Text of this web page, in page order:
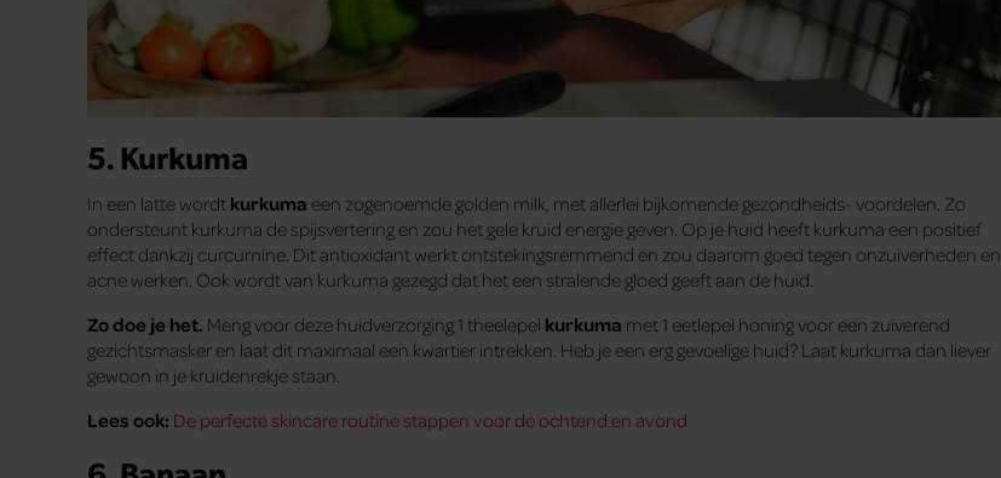
5. Kurkuma
In een latte wordt kurkuma een zogenoemde golden milk, met allerlei bijkomende gezondheids- voordelen. Zo
ondersteunt kurkuma de spijsvertering en zou het gele kruid energie geven. Op je huid heeft kurkuma een positief
effect dankzij curcumine. Dit antioxidant werkt ontstekingsremmend en zou daarom goed tegen onzuiverheden en
acne werken. Ook wordt van kurkuma gezegd dat het een stralende gloed geeft aan de huid.
Zo doe je het. Meng voor deze huidverzorging 1 theelepel kurkuma met 1 eetlepel honing voor een zuiverend
gezichtsmasker en laat dit maximaal een kwartier intrekken. Heb je een erg gevoelige huid? Laat kurkuma dan liever
gewoon in je kruidenrekje staan.
Lees ook: De perfecte skincare routine stappen voor de ochtend en avond